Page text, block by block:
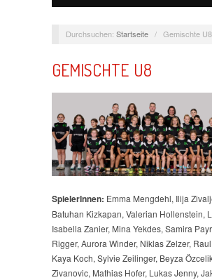
Durchsuchen: Startseite / Gemischte U8
GEMISCHTE U8
SpielerInnen: Emma Mengdehl, Ilija
Batuhan Kizkapan, Valerian Hollenstein,
Isabella Zanier, Mina Yekdes, Samira
Rigger, Aurora Winder, Niklas Zelzer,
Kaya Koch, Sylvie Zeilinger, Beyza
Zivanovic, Mathias Hofer, Lukas Jenny,